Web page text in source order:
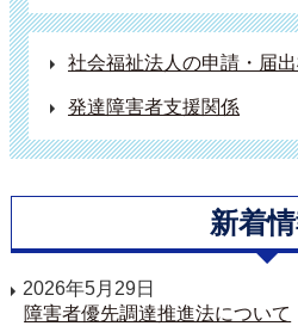
社会福祉法人の申請・届
発達障害者支援関係
新着
2026年5月29日
障害者優先調達推進法について